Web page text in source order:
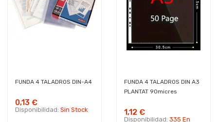
FUNDA 4 TALADROS DIN-A4
0,13 €
Disponibilidad: Sin Stock
FUNDA 4 TALADROS DIN A3
PLANTAT 90micres
1,12 €
Disponibilidad: 335 En